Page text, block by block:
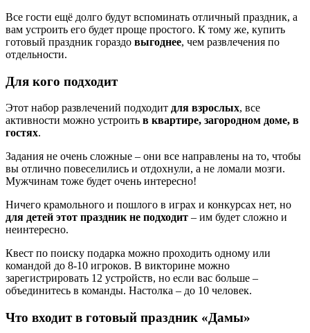
Все гости ещё долго будут вспоминать отличный праздник, а
вам устроить его будет проще простого. К тому же, купить
готовый праздник гораздо выгоднее, чем развлечения по
отдельности.
Для кого подходит
Этот набор развлечений подходит для взрослых, все
активности можно устроить в квартире, загородном доме, в
гостях.
Задания не очень сложные – они все направлены на то, чтобы
вы отлично повеселились и отдохнули, а не ломали мозги.
Мужчинам тоже будет очень интересно!
Ничего крамольного и пошлого в играх и конкурсах нет, но
для детей этот праздник не подходит – им будет сложно и
неинтересно.
Квест по поиску подарка можно проходить одному или
командой до 8-10 игроков. В викторине можно
зарегистрировать 12 устройств, но если вас больше –
объединитесь в команды. Настолка – до 10 человек.
Что входит в готовый праздник «Дамы»